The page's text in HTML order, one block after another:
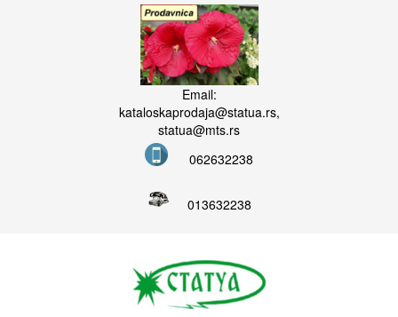
Email:
kataloskaprodaja@statua.rs,
statua@mts.rs
062632238
013632238